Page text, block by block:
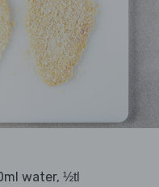
water, ½tl